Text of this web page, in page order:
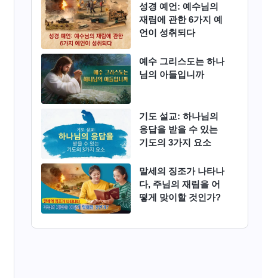
성경 예언: 예수님의
재림에 관한 6가지 예
언이 성취되다
예수 그리스도는 하나
님의 아들입니까
기도 설교: 하나님의
응답을 받을 수 있는
기도의 3가지 요소
말세의 징조가 나타나
다, 주님의 재림을 어
떻게 맞이할 것인가?